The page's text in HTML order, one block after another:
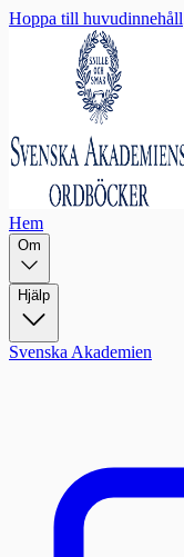
Hoppa till huvudinnehåll
Hem
Om
Hjälp
Svenska Akademien